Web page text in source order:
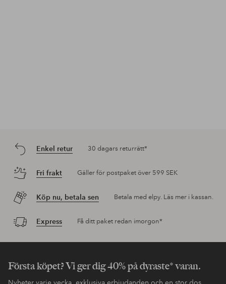
Enkel retur 30 dagars returrätt*
Fri frakt Gäller för postpaket över 599 SEK
Köp nu, betala sen Betala med elpy. Läs mer i kassan.
Express Få ditt paket redan imorgon*
Första köpet? Vi ger dig 40% på dyraste* varan.